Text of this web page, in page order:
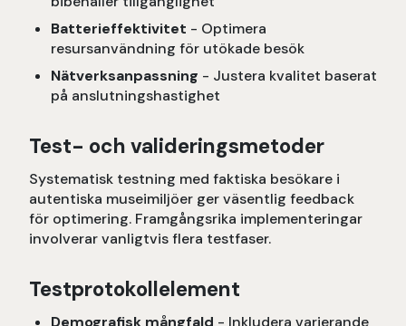
Batterieffektivitet - Optimera
resursanvändning för utökade besök
Nätverksanpassning - Justera kvalitet baserat
på anslutningshastighet
Test- och valideringsmetoder
Systematisk testning med faktiska besökare i
autentiska museimiljöer ger väsentlig feedback
för optimering. Framgångsrika implementeringar
involverar vanligtvis flera testfaser.
Testprotokollelement
Demografisk mångfald - Inkludera varierande